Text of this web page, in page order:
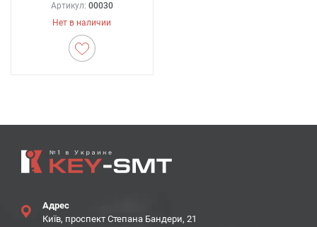
Артикул: 00030
Нет в наличии
Адрес
Київ, проспект Степана Бандери, 21